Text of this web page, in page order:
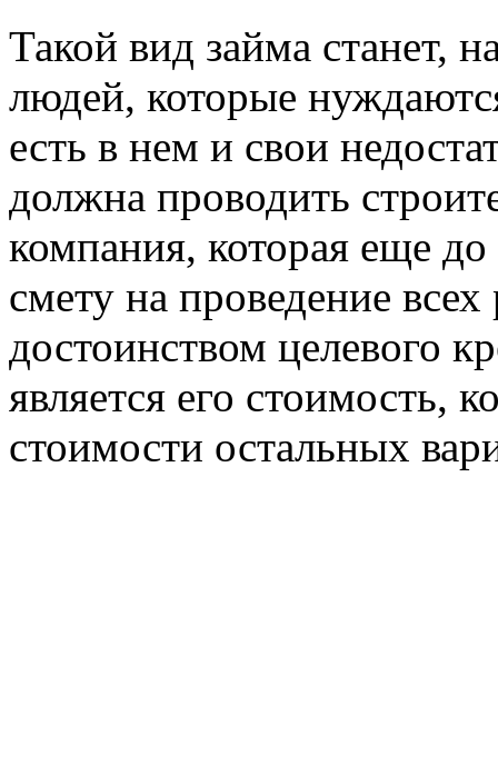
Такой вид займа станет,
людей, которые
есть в нем и свои
должна проводить
компания, которая еще
смету на проведение
достоинством целевого
является его стоимость,
стоимости остальных